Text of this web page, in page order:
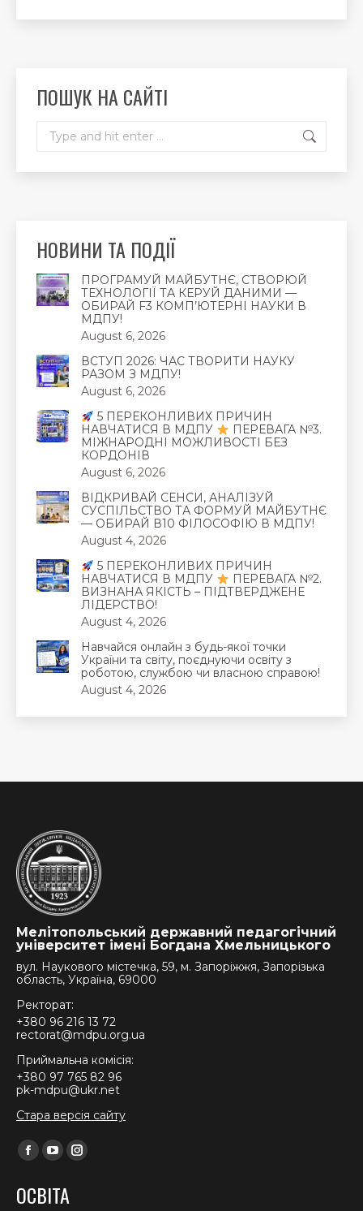
page
window
page
window
page
window
ПОШУК НА САЙТІ
НОВИНИ ТА ПОДІЇ
ПРОГРАМУЙ МАЙБУТНЄ, СТВОРЮЙ
ТЕХНОЛОГІЇ ТА КЕРУЙ ДАНИМИ —
ОБИРАЙ F3 КОМП’ЮТЕРНІ НАУКИ В
МДПУ!
August 6, 2026
ВСТУП 2026: ЧАС ТВОРИТИ НАУКУ
РАЗОМ З МДПУ!
August 6, 2026
5 ПЕРЕКОНЛИВИХ ПРИЧИН
НАВЧАТИСЯ В МДПУ
ПЕРЕВАГА №3.
МІЖНАРОДНІ МОЖЛИВОСТІ БЕЗ
КОРДОНІВ
August 6, 2026
ВІДКРИВАЙ СЕНСИ, АНАЛІЗУЙ
СУСПІЛЬСТВО ТА ФОРМУЙ МАЙБУТНЄ
— ОБИРАЙ В10 ФІЛОСОФІЮ В МДПУ!
August 4, 2026
5 ПЕРЕКОНЛИВИХ ПРИЧИН
НАВЧАТИСЯ В МДПУ
ПЕРЕВАГА №2.
ВИЗНАНА ЯКІСТЬ – ПІДТВЕРДЖЕНЕ
ЛІДЕРСТВО!
August 4, 2026
Навчайся онлайн з будь-якої точки
України та світу, поєднуючи освіту з
роботою, службою чи власною справою!
August 4, 2026
Мелітопольський державний педагогічний
університет імені Богдана Хмельницького
вул. Наукового містечка, 59, м. Запоріжжя, Запорізька
область, Україна, 69000
Ректорат:
+380 96 216 13 72
rectorat@mdpu.org.ua
Приймальна комісія:
+380 97 765 82 96
pk-mdpu@ukr.net
Стара версія сайту
Find us on:
Facebook
opens
YouTube
opens
Instagram
ОСВІТА